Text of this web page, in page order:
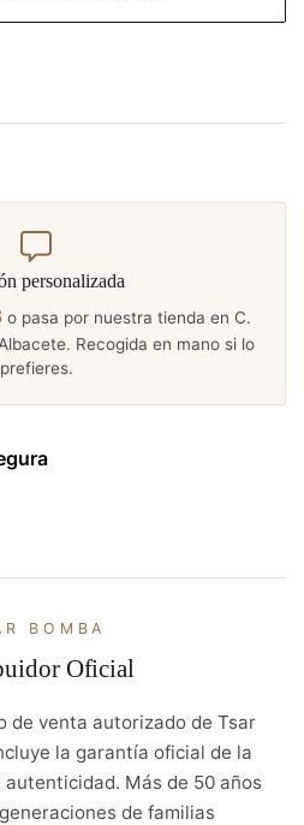
personalizada
o pasa por nuestra tienda en C.
Recogida en mano si lo
prefieres.
BOMBA
Oficial
de venta autorizado de Tsar
la garantía oficial de la
Más de 50 años
de familias